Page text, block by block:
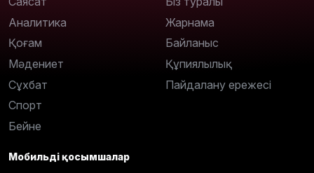
Аналитика
Қоғам
Мәдениет
Сұхбат
Спорт
Бейне
Жарнама
Байланыс
Құпиялылық
Пайдалану ережесі
Мобильді қосымшалар